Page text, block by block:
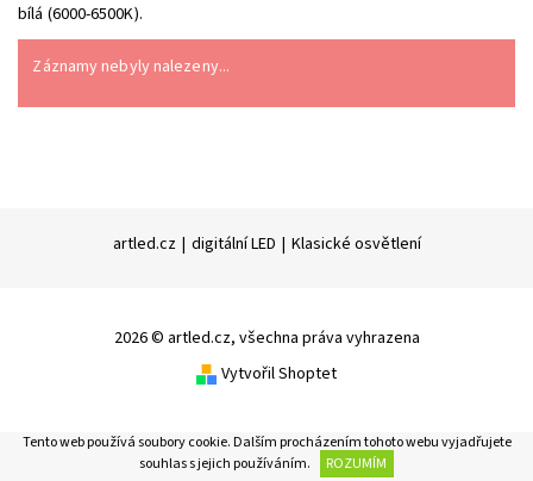
bílá (6000-6500K).
Záznamy nebyly nalezeny...
artled.cz | digitální LED | Klasické osvětlení
2026 © artled.cz, všechna práva vyhrazena
Vytvořil Shoptet
Tento web používá soubory cookie. Dalším procházením tohoto webu vyjadřujete
souhlas s jejich používáním.
ROZUMÍM